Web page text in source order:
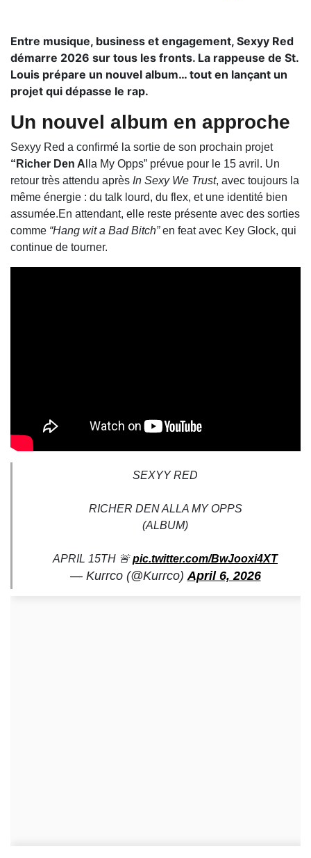
Entre musique, business et engagement, Sexyy Red
démarre 2026 sur tous les fronts. La rappeuse de St.
Louis prépare un nouvel album… tout en lançant un
projet qui dépasse le rap.
Un nouvel album en approche
Sexyy Red a confirmé la sortie de son prochain projet
“Richer Den A lla My Opps” prévue pour le 15 avril. Un
retour très attendu après In Sexy We Trust, avec toujours la
même énergie : du talk lourd, du flex, et une identité bien
assumée.En attendant, elle reste présente avec des sorties
comme “Hang wit a Bad Bitch”en feat avec Key Glock, qui
continue de tourner.
SEXYY RED
RICHER DEN ALLA MY OPPS
(ALBUM)
APRIL 15TH 🚨pic.twitter.com/BwJooxi4XT
— Kurrco (@Kurrco)April 6, 2026